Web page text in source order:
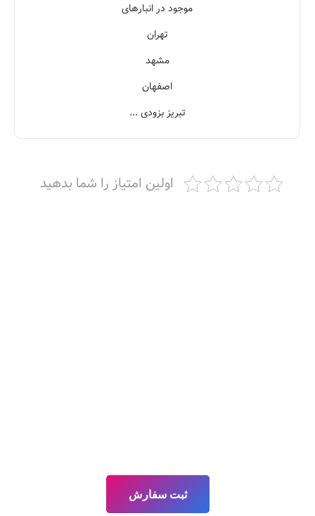
موجود در انبارهای
تهران
مشهد
اصفهان
تبریز بزودی ...
اولین امتیاز را شما بدهید
ثبت سفارش